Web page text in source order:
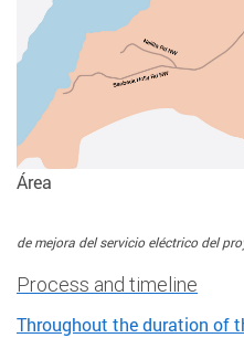
Área
de mejora del servicio eléctrico del
Process and timeline
Throughout the duration of